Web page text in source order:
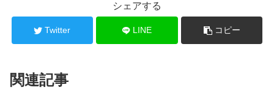
シェアする
Twitter LINE コピー
関連記事